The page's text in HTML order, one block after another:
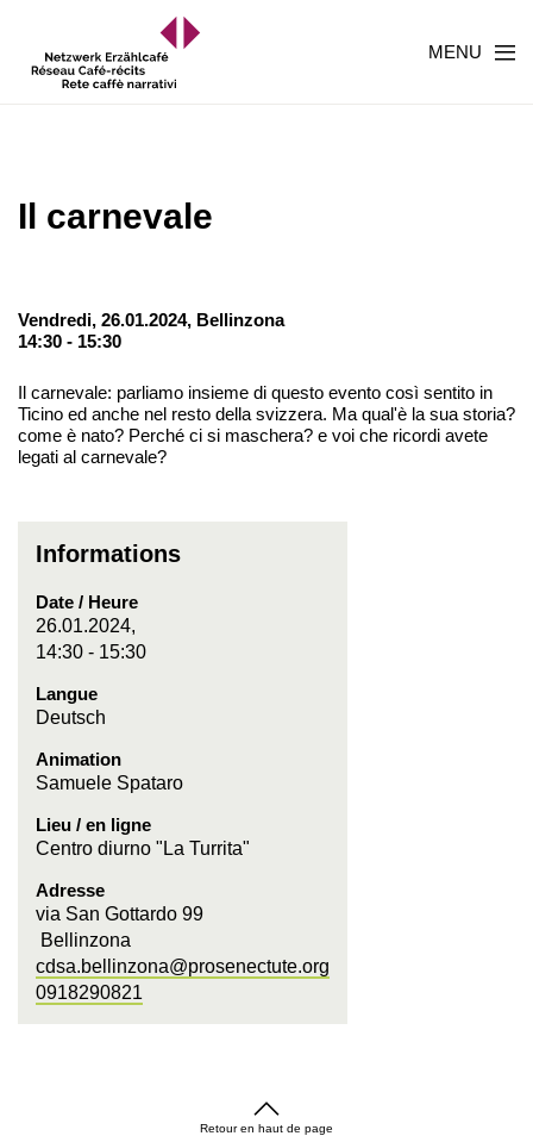
MENU
Il carnevale
Vendredi, 26.01.2024, Bellinzona
14:30 - 15:30
Il carnevale: parliamo insieme di questo evento così sentito in
Ticino ed anche nel resto della svizzera. Ma qual'è la sua storia?
come è nato? Perché ci si maschera? e voi che ricordi avete
legati al carnevale?
Informations
Date / Heure
26.01.2024,
14:30 - 15:30
Langue
Deutsch
Animation
Samuele Spataro
Lieu / en ligne
Centro diurno "La Turrita"
Adresse
via San Gottardo 99
Bellinzona
cdsa.bellinzona@prosenectute.org
0918290821
Retour en haut de page